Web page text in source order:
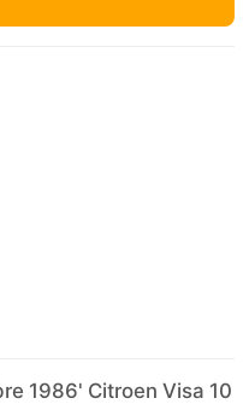
1986' Citroen Visa 10